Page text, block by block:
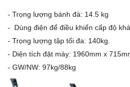
- Trọng lượng bánh đà: 14.5 kg
- Dùng điện để điều khiển cấp độ
- Trọng lượng tập tối đa: 140kg.
- Diện tích đặt máy: 1960mm x
- GW/NW: 97kg/88kg